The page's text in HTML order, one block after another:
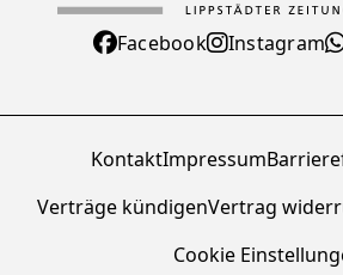
Facebook Instagram
KontaktImpressum
Verträge kündigenVertrag
Cookie